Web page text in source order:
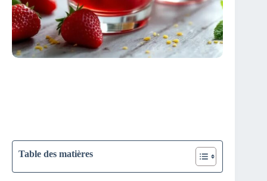
Table des matières